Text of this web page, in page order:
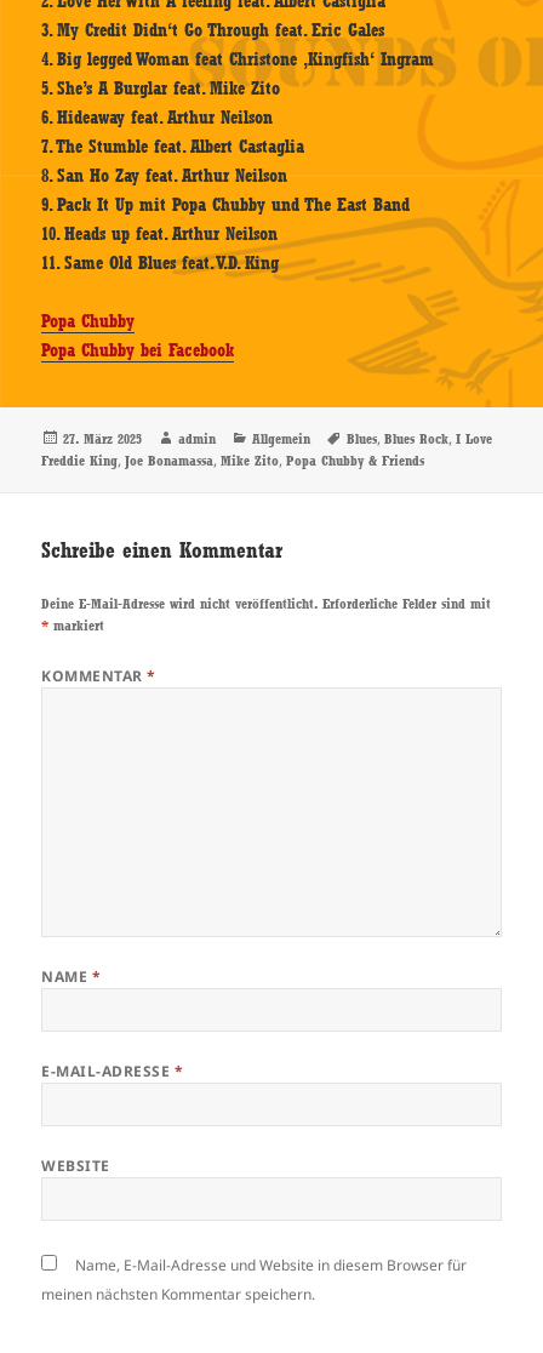
3. My Credit Didn‘t Go Through feat. Eric Gales
4. Big legged Woman feat Christone ‚Kingfish‘ Ingram
5. She’s A Burglar feat. Mike Zito
6. Hideaway feat. Arthur Neilson
7. The Stumble feat. Albert Castaglia
8. San Ho Zay feat. Arthur Neilson
9. Pack It Up mit Popa Chubby und The East Band
10. Heads up feat. Arthur Neilson
11. Same Old Blues feat. V.D. King
Popa Chubby
Popa Chubby bei Facebook
Veröffentlicht
am
27. März 2025 Autor
admin Kategorien
Allgemein Schlagwörter
Blues,Blues Rock,I Love
Freddie King,Joe Bonamassa,Mike Zito,Popa Chubby & Friends
Schreibe einen Kommentar
Deine E-Mail-Adresse wird nicht veröffentlicht. Erforderliche Felder sind mit
* markiert
KOMMENTAR*
NAME *
E-MAIL-ADRESSE *
WEBSITE
Name, E-Mail-Adresse und Website in diesem Browser für
meinen nächsten Kommentar speichern.